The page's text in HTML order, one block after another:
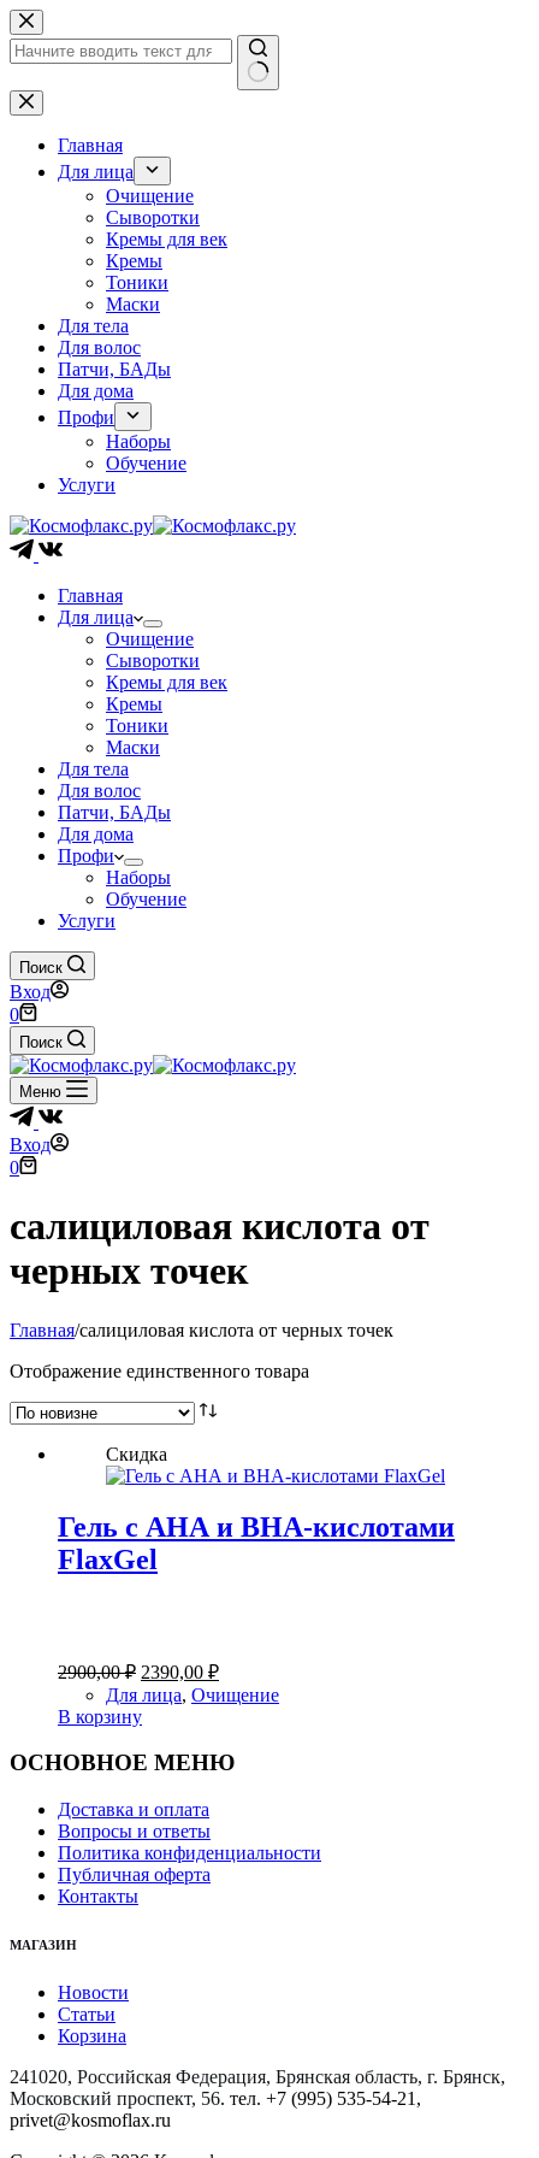
Перейти
к
сути
Ничего
не
найденоГлавная
Для лица
Очищение
Сыворотки
Кремы для век
Кремы
Тоники
Маски
Для тела
Для волос
Патчи, БАДы
Для дома
Профи
Наборы
Обучение
Услуги
Главная
Для лица
Очищение
Сыворотки
Кремы для век
Кремы
Тоники
Маски
Для тела
Для волос
Патчи, БАДы
Для дома
Профи
Наборы
Обучение
Услуги
Поиск
Вход
Корзина
0
Поиск
Меню
Вход
Корзина
0
салициловая кислота от
черных точек
Главная/салициловая кислота от черных точек
Отображение единственного товара
Скидка
Гель с АНА и ВНА-кислотами
FlaxGel
2900,00₽ Первоначальная
цена
составляла
2390,00 ₽Текущая
цена:
Для лица, Очищение
В корзину
ОСНОВНОЕ МЕНЮ
Доставка и оплата
Вопросы и ответы
Политика конфиденциальности
Публичная оферта
Контакты
МАГАЗИН
Новости
Статьи
Корзина
241020, Российская Федерация, Брянская область, г. Брянск,
Московский проспект, 56. тел. +7 (995) 535-54-21,
privet@kosmoflax.ru